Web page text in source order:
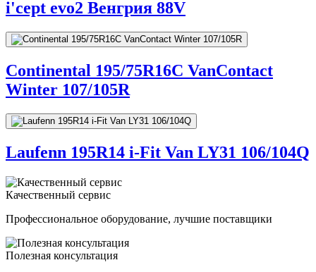
i'cept evo2 Венгрия 88V
Continental 195/75R16C VanContact
Winter 107/105R
Laufenn 195R14 i-Fit Van LY31 106/104Q
Качественный сервис
Профессиональное оборудование, лучшие поставщики
Полезная консультация